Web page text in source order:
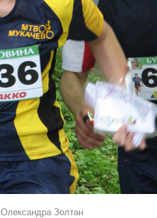
Олександра Золтан